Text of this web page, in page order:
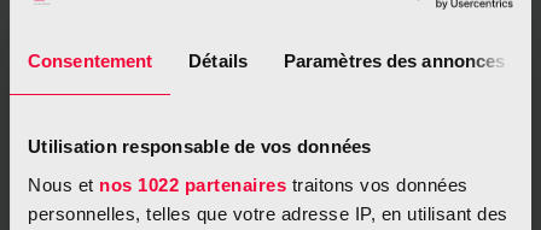
Consentement Détails Paramètres des annonces
Utilisation responsable de vos données
Nous et nos 1022 partenaires traitons vos données
personnelles, telles que votre adresse IP, en utilisant des
souvent discrets et neutralisent les odeurs, ce qui aide